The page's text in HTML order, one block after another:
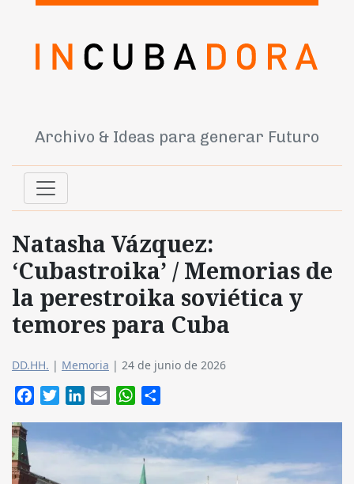
Archivo & Ideas para generar Futuro
Natasha Vázquez:
‘Cubastroika’ / Memorias de
la perestroika soviética y
temores para Cuba
DD.HH. | Memoria | 24 de junio de 2026
FacebookTwitterLinkedIn
Email WhatsApp